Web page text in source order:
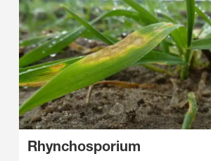
Rhynchosporium